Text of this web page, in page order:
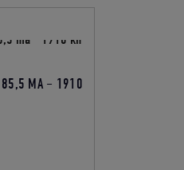
85,5 MA – 1910